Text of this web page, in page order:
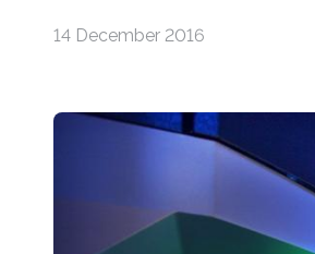
14 December 2016